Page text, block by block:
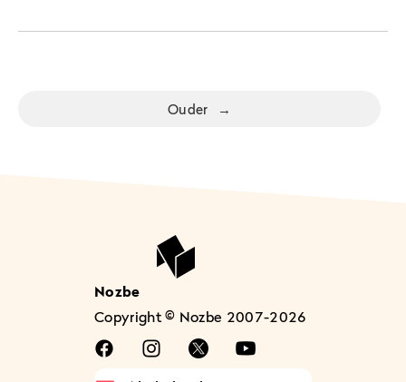
Ouder →
Nozbe
Copyright © Nozbe 2007-2026